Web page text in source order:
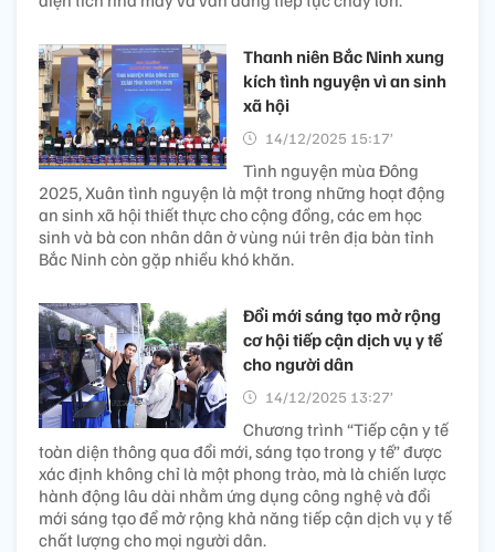
Thanh niên Bắc Ninh xung
kích tình nguyện vì an sinh
xã hội
14/12/2025 15:17’
Tình nguyện mùa Đông
2025, Xuân tình nguyện là một trong những hoạt động
an sinh xã hội thiết thực cho cộng đồng, các em học
sinh và bà con nhân dân ở vùng núi trên địa bàn tỉnh
Bắc Ninh còn gặp nhiều khó khăn.
Đổi mới sáng tạo mở rộng
cơ hội tiếp cận dịch vụ y tế
cho người dân
14/12/2025 13:27’
Chương trình “Tiếp cận y tế
toàn diện thông qua đổi mới, sáng tạo trong y tế” được
xác định không chỉ là một phong trào, mà là chiến lược
hành động lâu dài nhằm ứng dụng công nghệ và đổi
mới sáng tạo để mở rộng khả năng tiếp cận dịch vụ y tế
chất lượng cho mọi người dân.